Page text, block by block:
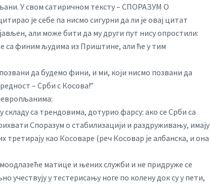
У свом сатиричном тексту – СПОРАЗУМ О
je себе па нисмо сигурни да ли је овај цитат
али може бити да му други пут нису опростили:
са финим људима из Приштине, али ће у тим
да будемо фини, и ми, који нисмо позвани да
– Срби с Косова!”
складу са трендовима, дотурио фарсу: ако се Срби са
Споразум о стабилизацији и раздруживању, имају
третирају као Косоваре (реч Косовар је албанска, и она
матице и њених служби и не придруже се
учествују у тестерисању ноге по колену док су у пети,